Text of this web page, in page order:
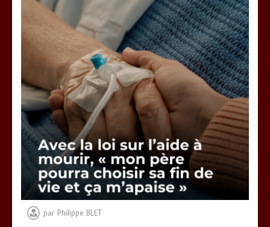
Vœux 2026, la tradition a du bon
3 minutes
Fin de vie : l’ultime liberté…
3 minutes
par Philippe BLET